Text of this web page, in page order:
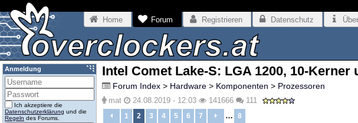
Home Forum Registrieren Datenschutz
Intel Comet Lake-S: LGA 1200, 10-Kerner
Forum Index > Hardware > Komponenten > Prozessoren
mat 24.08.2019 - 12:03 141666 111
1 2 3 4 5 6 7 … 8
Anmeldung
Ich akzeptiere die
Datenschutzerklärung und die
Regeln des Forums.